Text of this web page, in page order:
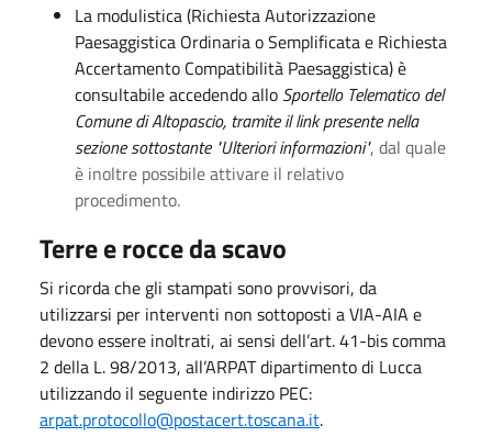
La modulistica (Richiesta Autorizzazione
Paesaggistica Ordinaria o Semplificata e Richiesta
Accertamento Compatibilità Paesaggistica) è
consultabile accedendo allo Sportello Telematico del
Comune di Altopascio, tramite il link presente nella
sezione sottostante "Ulteriori informazioni", dal quale
è inoltre possibile attivare il relativo
procedimento.
Terre e rocce da scavo
Si ricorda che gli stampati sono provvisori, da
utilizzarsi per interventi non sottoposti a VIA-AIA e
devono essere inoltrati, ai sensi dell’art. 41-bis comma
2 della L. 98/2013, all’ARPAT dipartimento di Lucca
utilizzando il seguente indirizzo PEC:
arpat.protocollo@postacert.toscana.it.